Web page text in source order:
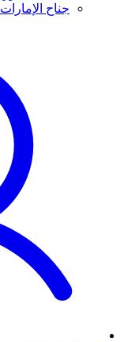
جناح الإمارات